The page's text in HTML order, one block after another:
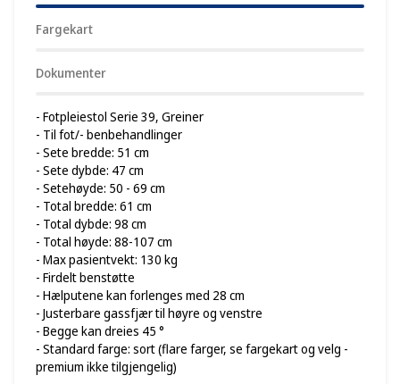
Fargekart
Dokumenter
- Fotpleiestol Serie 39, Greiner
- Til fot/- benbehandlinger
- Sete bredde: 51 cm
- Sete dybde: 47 cm
- Setehøyde: 50 - 69 cm
- Total bredde: 61 cm
- Total dybde: 98 cm
- Total høyde: 88-107 cm
- Max pasientvekt: 130 kg
- Firdelt benstøtte
- Hælputene kan forlenges med 28 cm
- Justerbare gassfjær til høyre og venstre
- Begge kan dreies 45 °
- Standard farge: sort (flare farger, se fargekart og velg -
premium ikke tilgjengelig)